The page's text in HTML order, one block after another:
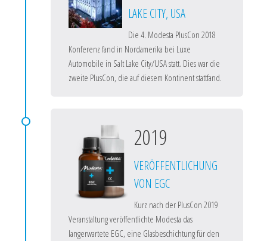
LAKE CITY, USA
Die 4. Modesta PlusCon 2018
Konferenz fand in Nordamerika bei Luxe
Automobile in Salt Lake City/USA statt. Dies war die
zweite PlusCon, die auf diesem Kontinent stattfand.
2019
VERÖFFENTLICHUNG
VON EGC
Kurz nach der PlusCon 2019
Veranstaltung veröffentlichte Modesta das
langerwartete EGC, eine Glasbeschichtung für den